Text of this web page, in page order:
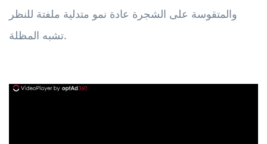
والمتقوسة على الشجرة عادة نمو متدلية ملفتة للنظر
تشبه المظلة.